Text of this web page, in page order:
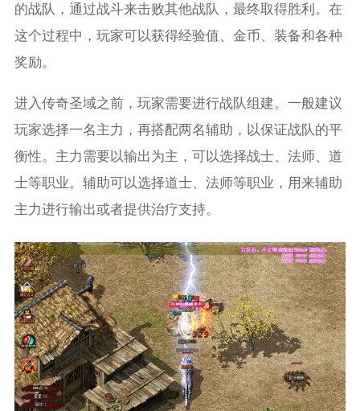
的战队，通过战斗来击败其他战队，最终取得胜利。在
这个过程中，玩家可以获得经验值、金币、装备和各种
奖励。
进入传奇圣域之前，玩家需要进行战队组建。一般建议
玩家选择一名主力，再搭配两名辅助，以保证战队的平
衡性。主力需要以输出为主，可以选择战士、法师、道
士等职业。辅助可以选择道士、法师等职业，用来辅助
主力进行输出或者提供治疗支持。